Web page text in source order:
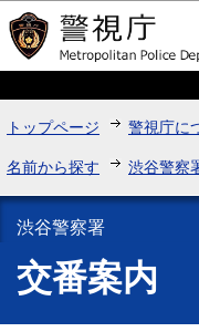
この
トップページ 警視庁に
名前から探す 渋谷警察
渋谷警察署
交番案内